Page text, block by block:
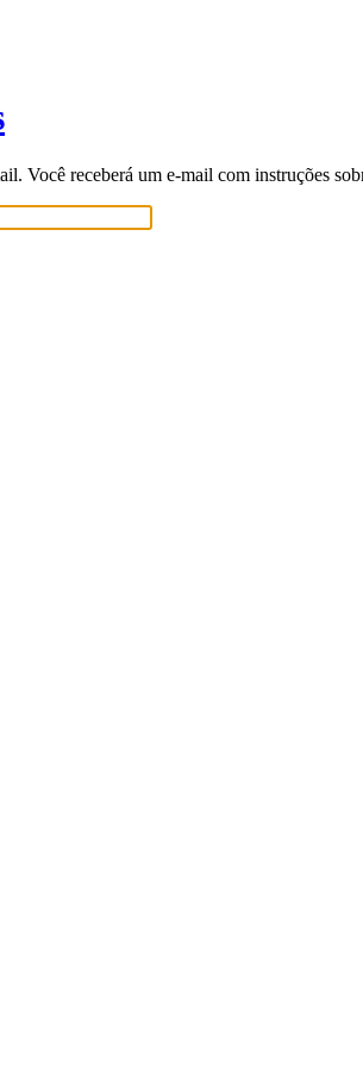
Você receberá um e-mail com instruções